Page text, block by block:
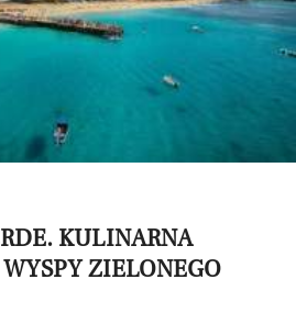
KULINARNA
ZIELONEGO